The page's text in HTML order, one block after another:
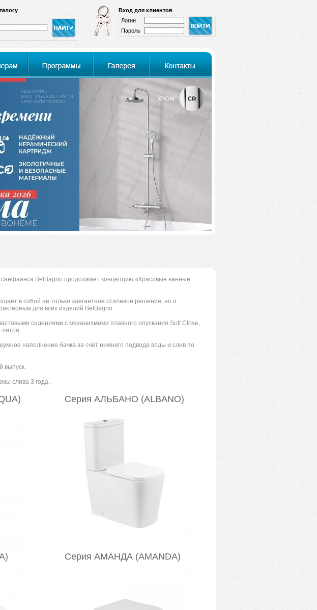
Вход для клиентов
Логин
Пароль
BelBagno продолжает концепцию «Красивые ванные
в собой не только элегантное стилевое решение, но и
для всех изделий BelBagno.
сидениями с механизмами плавного опускания Soft Close,
литра.
наполнение бачка за счёт нижнего подвода воды и слив по
выпуск.
слива 3 года.
Серия АЛЬБАНО (ALBANO)
Серия АМАНДА (AMANDA)